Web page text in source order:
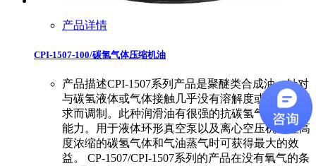
产品详情
CPI-1507-100/碳氢气体压缩机油
产品描述CPI-1507系列产品是聚醚类合成油，针对
与碳氢液体或气体接触几乎没有溶解度或稀释的要
求而调制。此种润滑油有很强的抗碳氢气体稀释的
能力。用于液体环形真空泵以及离心空压机处理高
度浓缩的碳氢气体和气油蒸气时可获得最大的效
益。 CP-1507/CPI-1507系列的产品在没有氧气的条